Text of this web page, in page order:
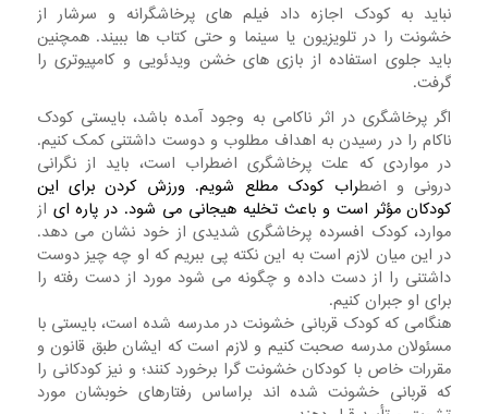
نباید به کودک اجازه داد فیلم های پرخاشگرانه و سرشار از
خشونت را در تلویزیون یا سینما و حتی کتاب ها ببیند. همچنین
باید جلوی استفاده از بازی های خشن ویدئویی و کامپیوتری را
گرفت.
اگر پرخاشگری در اثر ناکامی به وجود آمده باشد، بایستی کودک
ناکام را در رسیدن به اهداف مطلوب و دوست داشتنی کمک کنیم.
در مواردی که علت پرخاشگری اضطراب است، باید از نگرانی
درونی و اضطراب کودک مطلع شویم. ورزش کردن برای این
کودکان مؤثر است و باعث تخلیه هیجانی می شود. در پاره ای از
موارد، کودک افسرده پرخاشگری شدیدی از خود نشان می دهد.
در این میان لازم است به این نکته پی ببریم که او چه چیز دوست
داشتنی را از دست داده و چگونه می شود مورد از دست رفته را
برای او جبران کنیم.
هنگامی که کودک قربانی خشونت در مدرسه شده است، بایستی با
مسئولان مدرسه صحبت کنیم و لازم است که ایشان طبق قانون و
مقررات خاص با کودکان خشونت گرا برخورد کنند؛ و نیز کودکانی را
که قربانی خشونت شده اند براساس رفتارهای خوبشان مورد